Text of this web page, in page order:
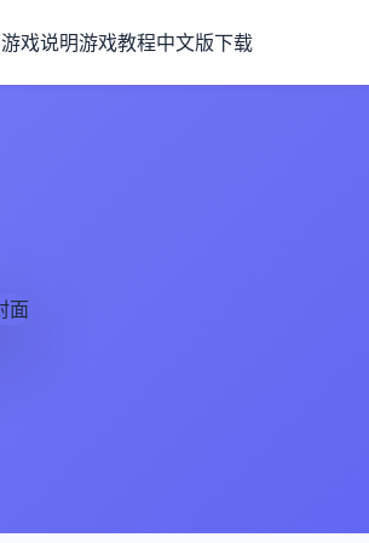
游戏说明游戏教程中文版下载